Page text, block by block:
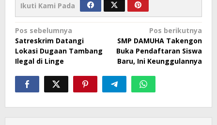
Ikuti Kami Pada
Navigasi
pos
Pos sebelumnya
Satreskrim Datangi
Lokasi Dugaan Tambang
Ilegal di Linge
Pos berikutnya
SMP DAMUHA Takengon
Buka Pendaftaran Siswa
Baru, Ini Keunggulannya